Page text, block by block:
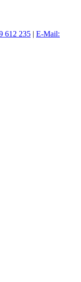
612 235 | E-Mail: